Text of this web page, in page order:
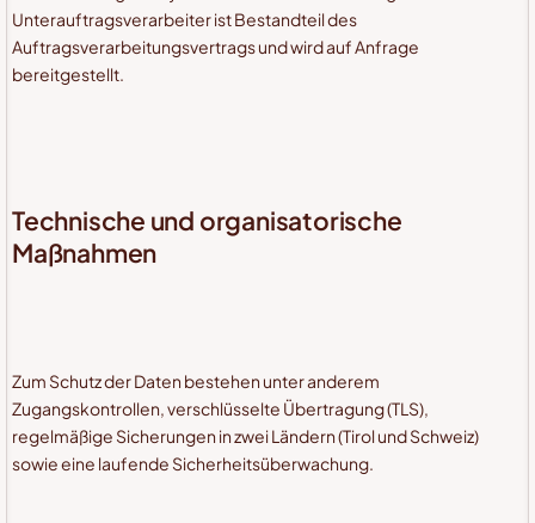
Unterauftragsverarbeiter ist Bestandteil des
Auftragsverarbeitungsvertrags und wird auf Anfrage
bereitgestellt.
Technische und organisatorische
Maßnahmen
Zum Schutz der Daten bestehen unter anderem
Zugangskontrollen, verschlüsselte Übertragung (TLS),
regelmäßige Sicherungen in zwei Ländern (Tirol und Schweiz)
sowie eine laufende Sicherheitsüberwachung.